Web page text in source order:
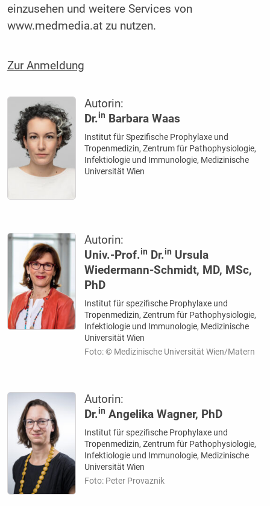
einzusehen und weitere Services von
www.medmedia.at zu nutzen.
Zur Anmeldung
Autorin:
Dr.in Barbara Waas
Institut für Spezifische Prophylaxe und
Tropenmedizin, Zentrum für Pathophysiologie,
Infektiologie und Immunologie, Medizinische
Universität Wien
Autorin:
Univ.-Prof.in Dr.in Ursula
Wiedermann-Schmidt, MD, MSc,
PhD
Institut für spezifische Prophylaxe und
Tropenmedizin, Zentrum für Pathophysiologie,
Infektiologie und Immunologie, Medizinische
Universität Wien
Foto: © Medizinische Universität Wien/Matern
Autorin:
Dr.in Angelika Wagner, PhD
Institut für spezifische Prophylaxe und
Tropenmedizin, Zentrum für Pathophysiologie,
Infektiologie und Immunologie, Medizinische
Universität Wien
Foto: Peter Provaznik